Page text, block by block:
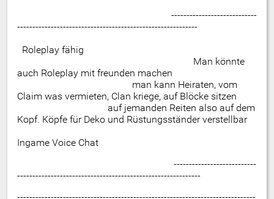
----------------------------
-----------------------------------------------------------
Roleplay fähig
Man könnte
auch Roleplay mit freunden machen
man kann Heiraten, vom
Claim was vermieten, Clan kriege, auf Blöcke sitzen
auf jemanden Reiten also auf dem
Kopf. Köpfe für Deko und Rüstungsständer verstellbar
Ingame Voice Chat
---------------------------
------------------------------------------------------------